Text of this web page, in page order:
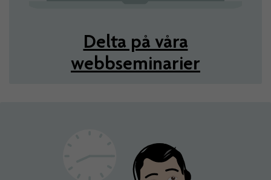
Delta på våra
webbseminarier